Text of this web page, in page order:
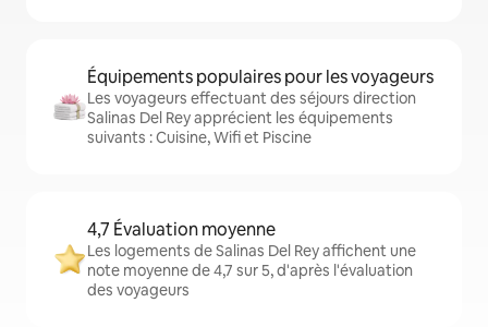
Équipements populaires pour les voyageurs
Les voyageurs effectuant des séjours direction
Salinas Del Rey apprécient les équipements
suivants : Cuisine, Wifi et Piscine
4,7 Évaluation moyenne
Les logements de Salinas Del Rey affichent une
note moyenne de 4,7 sur 5, d'après l'évaluation
des voyageurs